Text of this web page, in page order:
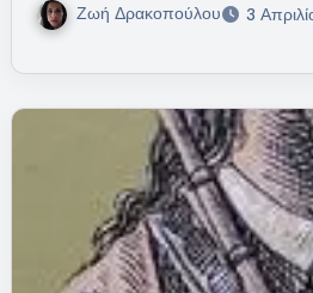
Ζωή Δρακοπούλου 3